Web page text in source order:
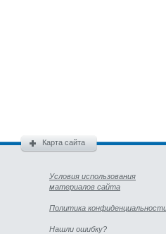
Карта сайта
Условия использования
материалов сайта
Политика
Нашли ошибку?